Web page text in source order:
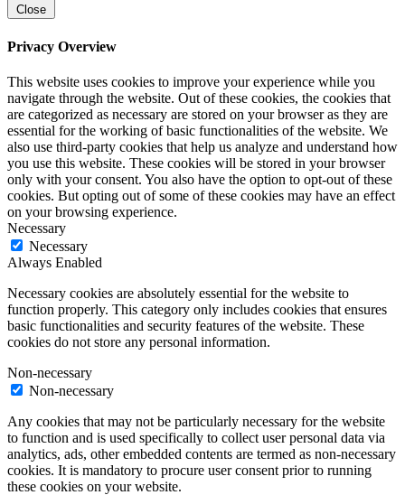
Close
Privacy Overview
This website uses cookies to improve your experience while you
navigate through the website. Out of these cookies, the cookies that
are categorized as necessary are stored on your browser as they are
essential for the working of basic functionalities of the website. We
also use third-party cookies that help us analyze and understand how
you use this website. These cookies will be stored in your browser
only with your consent. You also have the option to opt-out of these
cookies. But opting out of some of these cookies may have an effect
on your browsing experience.
Necessary
Necessary
Always Enabled
Necessary cookies are absolutely essential for the website to
function properly. This category only includes cookies that ensures
basic functionalities and security features of the website. These
cookies do not store any personal information.
Non-necessary
Non-necessary
Any cookies that may not be particularly necessary for the website
to function and is used specifically to collect user personal data via
analytics, ads, other embedded contents are termed as non-necessary
cookies. It is mandatory to procure user consent prior to running
these cookies on your website.